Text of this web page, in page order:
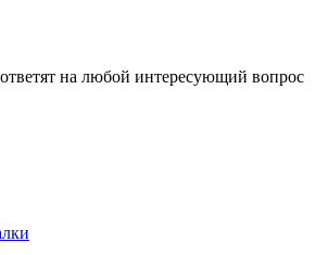
на любой интересующий вопрос